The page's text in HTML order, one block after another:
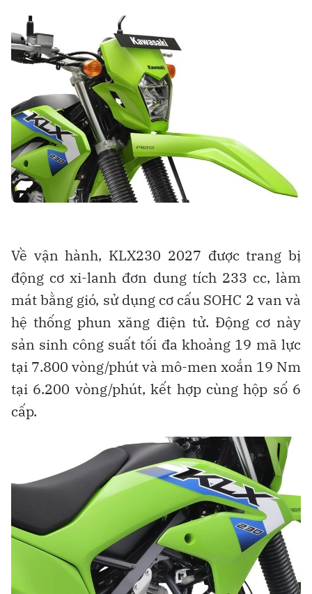
Về vận hành, KLX230 2027 được trang bị
động cơ xi-lanh đơn dung tích 233 cc, làm
mát bằng gió, sử dụng cơ cấu SOHC 2 van và
hệ thống phun xăng điện tử. Động cơ này
sản sinh công suất tối đa khoảng 19 mã lực
tại 7.800 vòng/phút và mô-men xoắn 19 Nm
tại 6.200 vòng/phút, kết hợp cùng hộp số 6
cấp.